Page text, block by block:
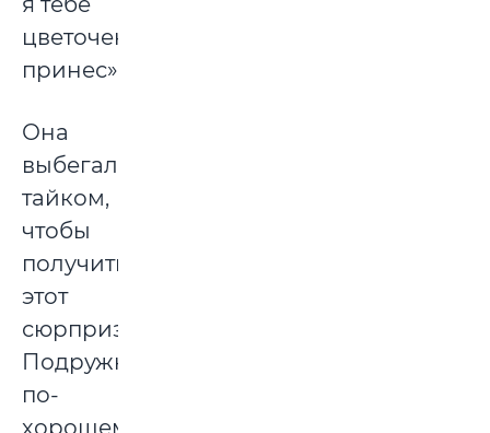
цветочек
принес».
Она
выбегала
тайком,
чтобы
получить
этот
сюрприз.
Подружки
по-
хорошему